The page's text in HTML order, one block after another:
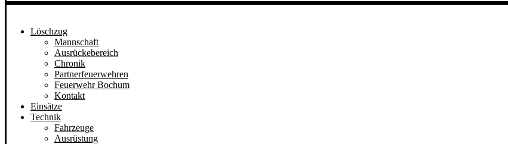
Löschzug
Mannschaft
Ausrückebereich
Chronik
Partnerfeuerwehren
Feuerwehr Bochum
Kontakt
Einsätze
Technik
Fahrzeuge
Ausrüstung